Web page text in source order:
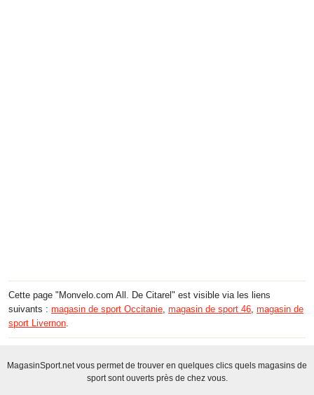
Cette page "Monvelo.com All. De Citarel" est visible via les liens
suivants : magasin de sport Occitanie, magasin de sport 46, magasin de
sport Livernon.
MagasinSport.net vous permet de trouver en quelques clics quels magasins de
sport sont ouverts près de chez vous.